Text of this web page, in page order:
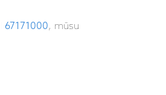
67171000, mūsu